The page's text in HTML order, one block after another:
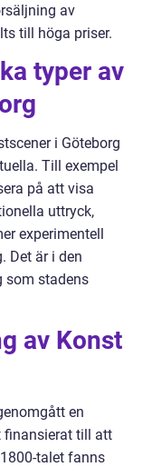
av
till höga priser.
typer av
i Göteborg
Till exempel
på att visa
uttryck,
experimentell
Det är i den
som stadens
av Konst
en
till att
talet fanns